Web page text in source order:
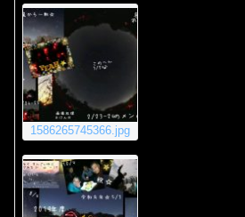
1586265745366.jpg